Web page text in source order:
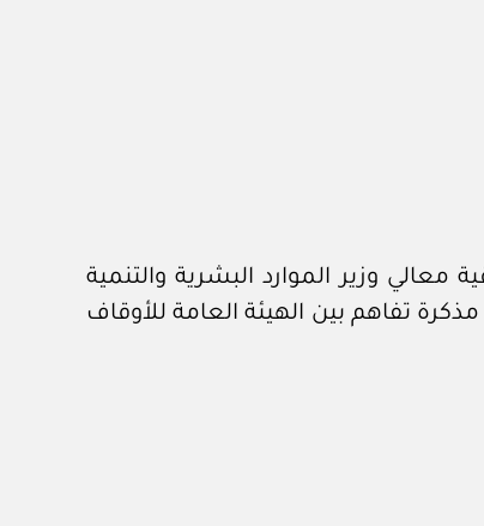
برقم ٥١١٣٤ وتاريخ ١٧ /٨ /١٤٤٣هـ، المشتملة على برقية معالي وزير الموارد البشرية والتنمية
رقم ٠٠٨٩٤٨-٤٣-٠١ وتاريخ ٩ /٦ /١٤٤٣هـ، في شأن مشروع مذكرة تفاهم بين الهيئة العامة للأوقاف